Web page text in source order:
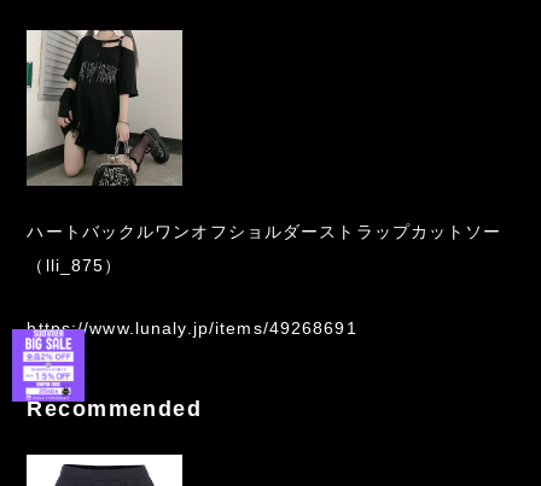
ハートバックルワンオフショルダーストラップカットソー
（lli_875）
https://www.lunaly.jp/items/49268691
Recommended